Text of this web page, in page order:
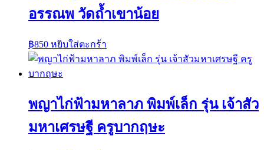
อรรณพ วัดถ้ำเขาน้อย
฿850 หยิบใส่ตะกร้า
พญาไก่ฟ้ามหาลาภ พิมพ์เล็ก รุ่น เจ้าสัว
มหาเศรษฐี ครูบากฤษะ